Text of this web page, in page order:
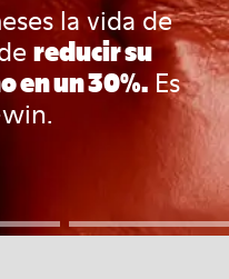
la vida de
reducir su
en un 30%.Es